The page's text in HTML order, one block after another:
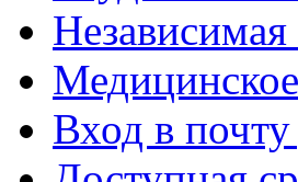
Независимая
Вход в